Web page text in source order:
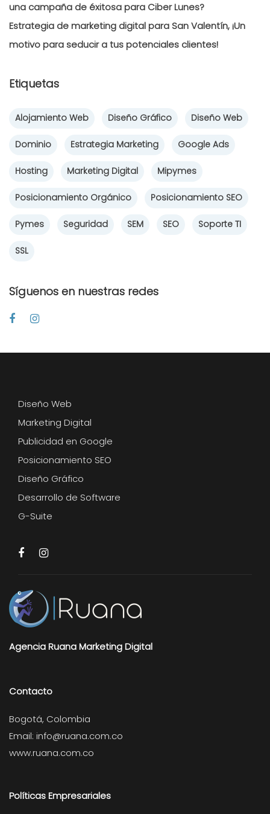
una campaña de éxitosa para Ciber Lunes?
Estrategia de marketing digital para San Valentín, ¡Un
motivo para seducir a tus potenciales clientes!
Etiquetas
Alojamiento Web Diseño Gráfico Diseño Web
Dominio Estrategia Marketing Google Ads
Hosting Marketing Digital Mipymes
Posicionamiento Orgánico Posicionamiento SEO
Pymes Seguridad SEM SEO Soporte TI
SSL
Síguenos en nuestras redes
Diseño Web
Marketing Digital
Publicidad en Google
Posicionamiento SEO
Diseño Gráfico
Desarrollo de Software
G-Suite
Agencia Ruana Marketing Digital
Contacto
Bogotá, Colombia
Email: info@ruana.com.co
www.ruana.com.co
Políticas Empresariales